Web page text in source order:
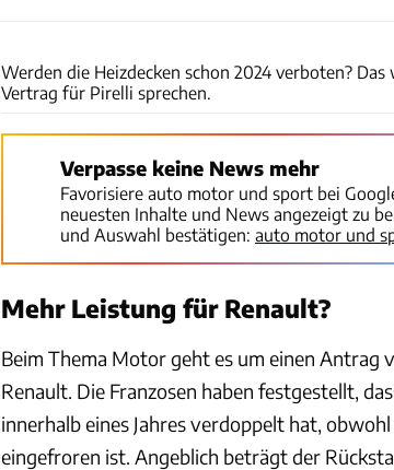
Werden die Heizdecken schon 2024 verboten?
Vertrag für Pirelli sprechen.
Verpasse keine News mehr
Favorisiere auto motor und sport bei
neuesten Inhalte und News angezeigt zu
und Auswahl bestätigen: auto motor und
Mehr Leistung für Renault?
Beim Thema Motor geht es um einen
Renault. Die Franzosen haben festgestellt,
innerhalb eines Jahres verdoppelt hat,
eingefroren ist. Angeblich beträgt der